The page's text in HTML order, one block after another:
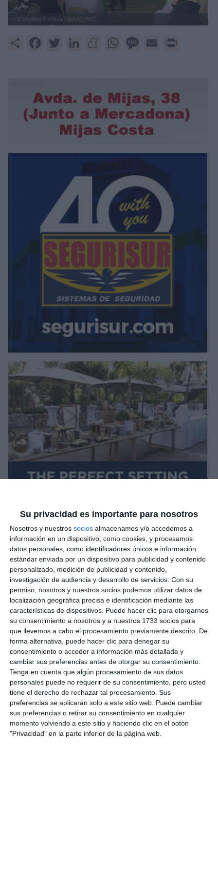
Su privacidad es importante para nosotros
Nosotros y nuestros socios almacenamos y/o accedemos a
información en un dispositivo, como cookies, y procesamos
datos personales, como identificadores únicos e información
estándar enviada por un dispositivo para publicidad y contenido
personalizado, medición de publicidad y contenido,
investigación de audiencia y desarrollo de servicios. Con su
permiso, nosotros y nuestros socios podemos utilizar datos de
localización geográfica precisa e identificación mediante las
características de dispositivos. Puede hacer clic para otorgarnos
su consentimiento a nosotros y a nuestros 1733 socios para
que llevemos a cabo el procesamiento previamente descrito. De
forma alternativa, puede hacer clic para denegar su
consentimiento o acceder a información más detallada y
cambiar sus preferencias antes de otorgar su consentimiento.
Tenga en cuenta que algún procesamiento de sus datos
personales puede no requerir de su consentimiento, pero usted
tiene el derecho de rechazar tal procesamiento. Sus
preferencias se aplicarán solo a este sitio web. Puede cambiar
sus preferencias o retirar su consentimiento en cualquier
momento volviendo a este sitio y haciendo clic en el botón
"Privacidad" en la parte inferior de la página web.
El cantaor Enrique Castillo | M.C.
Share FacebookTwitter LinkedInMeneameWhatsAppMessage
Email